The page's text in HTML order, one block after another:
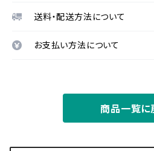
送料・配送方法について
お支払い方法について
商品一覧に